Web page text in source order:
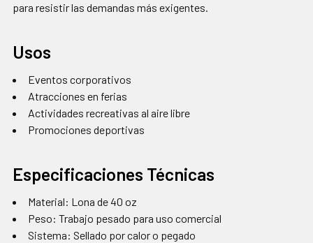
para resistir las demandas más exigentes.
Usos
Eventos corporativos
Atracciones en ferias
Actividades recreativas al aire libre
Promociones deportivas
Especificaciones Técnicas
Material: Lona de 40 oz
Peso: Trabajo pesado para uso comercial
Sistema: Sellado por calor o pegado